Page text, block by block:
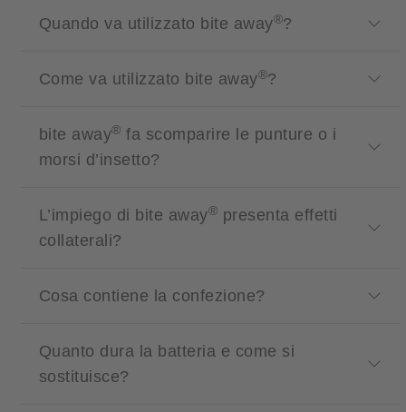
Quando va utilizzato bite away®?
Come va utilizzato bite away®?
bite away® fa scomparire le punture o i
morsi d’insetto?
L’impiego di bite away® presenta effetti
collaterali?
Cosa contiene la confezione?
Quanto dura la batteria e come si
sostituisce?